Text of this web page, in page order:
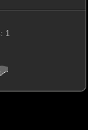
1